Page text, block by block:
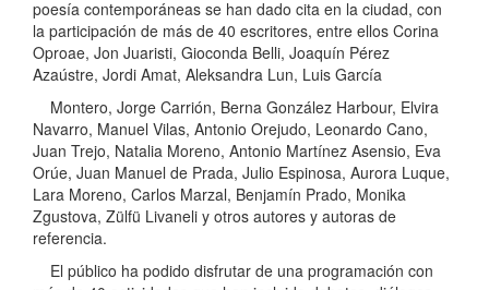
poesía contemporáneas se han dado cita en la ciudad, con
la participación de más de 40 escritores, entre ellos Corina
Oproae, Jon Juaristi, Gioconda Belli, Joaquín Pérez
Azaústre, Jordi Amat, Aleksandra Lun, Luis García
Montero, Jorge Carrión, Berna González Harbour, Elvira
Navarro, Manuel Vilas, Antonio Orejudo, Leonardo Cano,
Juan Trejo, Natalia Moreno, Antonio Martínez Asensio, Eva
Orúe, Juan Manuel de Prada, Julio Espinosa, Aurora Luque,
Lara Moreno, Carlos Marzal, Benjamín Prado, Monika
Zgustova, Zülfü Livaneli y otros autores y autoras de
referencia.
El público ha podido disfrutar de una programación con